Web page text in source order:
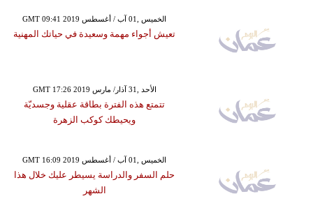
GMT 09:41 2019 الخميس ,01 آب / أغسطس
تعيش أجواء مهمة وسعيدة في حياتك المهنية
GMT 17:26 2019 الأحد ,31 آذار/ مارس
تتمتع هذه الفترة بطاقة عقلية وجسديّة
ويحيطك كوكب الزهرة
GMT 16:09 2019 الخميس ,01 آب / أغسطس
حلم السفر والدراسة يسيطر عليك خلال هذا
الشهر